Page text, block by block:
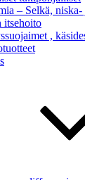
– Selkä,
itsehoito
,